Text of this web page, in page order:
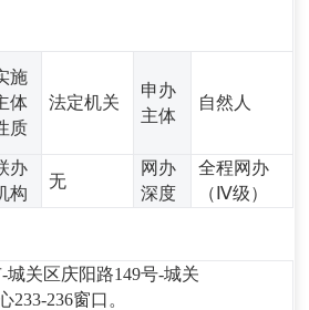
施
体
质
法定机关
申办
主体
自然人
办
构
无
网办
深度
全程网办
（Ⅳ级）
城关区庆阳路149号-城关
233-236窗口。